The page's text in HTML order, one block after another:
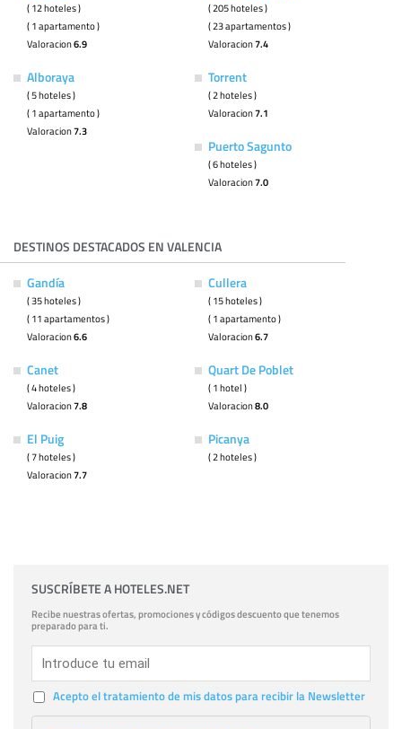
( 12 hoteles )
( 1 apartamento )
Valoracion6.9
( 205 hoteles )
( 23 apartamentos )
Valoracion7.4
Alboraya
( 5 hoteles )
( 1 apartamento )
Valoracion7.3
Torrent
( 2 hoteles )
Valoracion7.1
Puerto Sagunto
( 6 hoteles )
Valoracion7.0
DESTINOS DESTACADOS EN VALENCIA
Gandía
( 35 hoteles )
( 11 apartamentos )
Valoracion6.6
Cullera
( 15 hoteles )
( 1 apartamento )
Valoracion6.7
Canet
( 4 hoteles )
Valoracion7.8
Quart De Poblet
( 1 hotel )
Valoracion8.0
El Puig
( 7 hoteles )
Valoracion7.7
Picanya
( 2 hoteles )
SUSCRÍBETE A HOTELES.NET
Recibe nuestras ofertas, promociones y códigos descuento que tenemos
preparado para ti.
Acepto el tratamiento de mis datos para recibir la Newsletter